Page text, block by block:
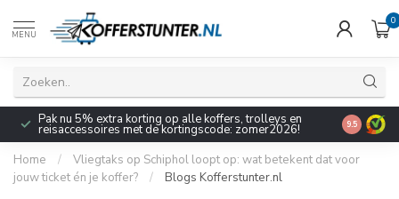
MENU
0
Pak nu 5% extra korting op alle koffers, trolleys en
reisaccessoires met de kortingscode: zomer2026! 9.5
Home /
Vliegtaks op Schiphol loopt op: wat betekent dat voor
jouw ticket én je koffer?
/ Blogs Kofferstunter.nl